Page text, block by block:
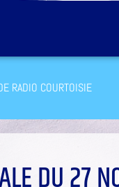
RADIO COURTOISIE